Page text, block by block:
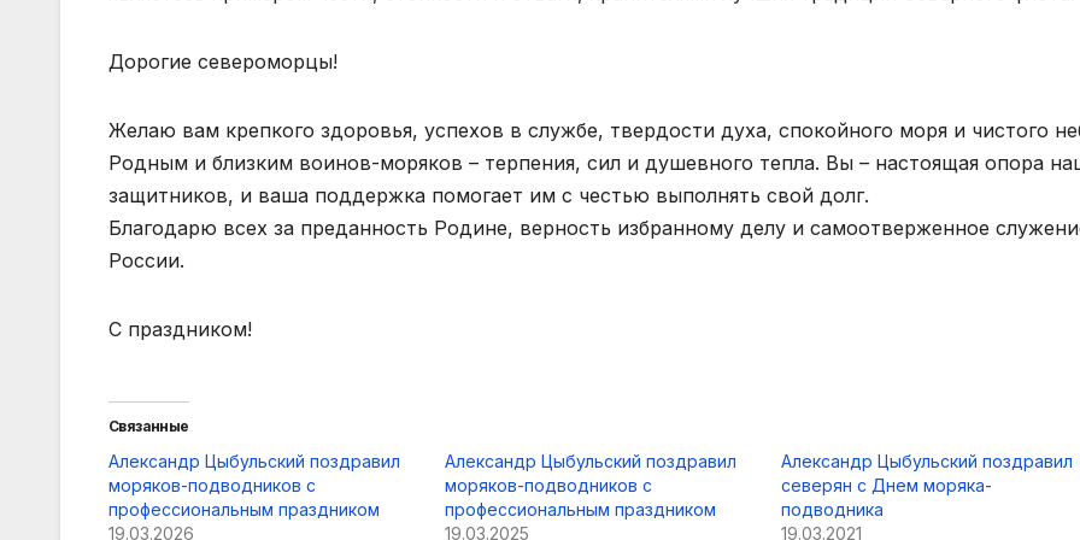
Дорогие североморцы!
Желаю вам крепкого здоровья, успехов в службе, твердости духа, спокойного моря и чистого
Родным и близким воинов-моряков – терпения, сил и душевного тепла. Вы – настоящая опора
защитников, и ваша поддержка помогает им с честью выполнять свой долг.
Благодарю всех за преданность Родине, верность избранному делу и самоотверженное
России.
С праздником!
Связанные
Александр Цыбульский поздравил
моряков-подводников с
профессиональным праздником
19.03.2026
Александр Цыбульский поздравил
моряков-подводников с
профессиональным праздником
19.03.2025
Александр Цыбульский поздравил
северян с Днем моряка-
подводника
19.03.2021